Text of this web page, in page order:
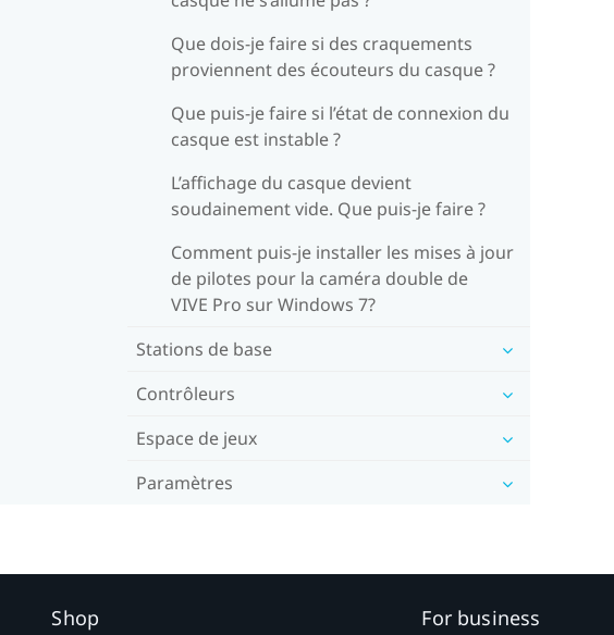
Que dois-je faire si des craquements
proviennent des écouteurs du casque ?
Que puis-je faire si l’état de connexion du
casque est instable ?
L’affichage du casque devient
soudainement vide. Que puis-je faire ?
Comment puis-je installer les mises à jour
de pilotes pour la caméra double de
VIVE Pro sur Windows 7?
Stations de base
Contrôleurs
Espace de jeux
Paramètres
Shop For business